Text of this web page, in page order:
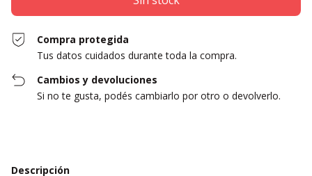
Compra protegida
Tus datos cuidados durante toda la compra.
Cambios y devoluciones
Si no te gusta, podés cambiarlo por otro o devolverlo.
Descripción